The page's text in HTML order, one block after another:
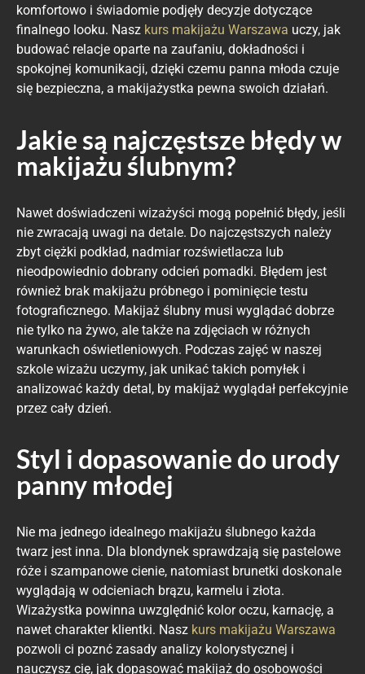
komfortowo i świadomie podjęły decyzje dotyczące
finalnego looku. Nasz kurs makijażu Warszawa uczy, jak
budować relacje oparte na zaufaniu, dokładności i
spokojnej komunikacji, dzięki czemu panna młoda czuje
się bezpieczna, a makijażystka pewna swoich działań.
Jakie są najczęstsze błędy w
makijażu ślubnym?
Nawet doświadczeni wizażyści mogą popełnić błędy, jeśli
nie zwracają uwagi na detale. Do najczęstszych należy
zbyt ciężki podkład, nadmiar rozświetlacza lub
nieodpowiednio dobrany odcień pomadki. Błędem jest
również brak makijażu próbnego i pominięcie testu
fotograficznego. Makijaż ślubny musi wyglądać dobrze
nie tylko na żywo, ale także na zdjęciach w różnych
warunkach oświetleniowych. Podczas zajęć w naszej
szkole wizażu uczymy, jak unikać takich pomyłek i
analizować każdy detal, by makijaż wyglądał perfekcyjnie
przez cały dzień.
Styl i dopasowanie do urody
panny młodej
Nie ma jednego idealnego makijażu ślubnego każda
twarz jest inna. Dla blondynek sprawdzają się pastelowe
róże i szampanowe cienie, natomiast brunetki doskonale
wyglądają w odcieniach brązu, karmelu i złota.
Wizażystka powinna uwzględnić kolor oczu, karnację, a
nawet charakter klientki. Nasz kurs makijażu Warszawa
pozwoli ci poznć zasady analizy kolorystycznej i
nauczysz cię, jak dopasować makijaż do osobowości